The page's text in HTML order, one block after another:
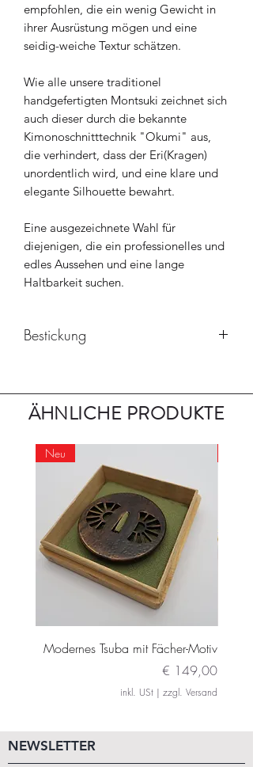
empfohlen, die ein wenig Gewicht in
ihrer Ausrüstung mögen und eine
seidig-weiche Textur schätzen.
Wie alle unsere traditionel
handgefertigten Montsuki zeichnet sich
auch dieser durch die bekannte
Kimonoschnitttechnik "Okumi" aus,
die verhindert, dass der Eri(Kragen)
unordentlich wird, und eine klare und
elegante Silhouette bewahrt.
Eine ausgezeichnete Wahl für
diejenigen, die ein professionelles und
edles Aussehen und eine lange
Haltbarkeit suchen.
Bestickung
in weiß bestickt. Beim weißen
Montsuki hingegen verwenden
Bei individuellen Bestickungswünschen
ersuchen wir um vorherige
Kontaktaufnahme.
ÄHNLICHE PRODUKTE
Neu
Modernes Tsuba mit Fächer-Motiv
Preis
€ 149,00
inkl. USt | zzgl. Versand
NEWSLETTER